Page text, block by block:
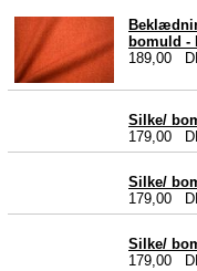
bomuld -
189,00
Silke/
179,00
Silke/
179,00
Silke/
179,00